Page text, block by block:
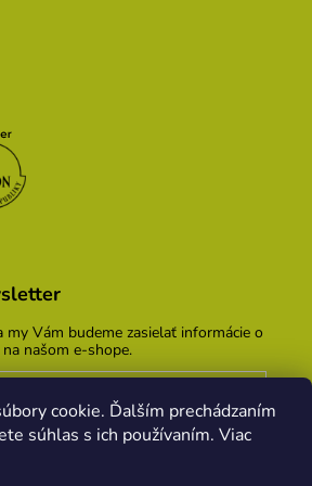
cookie. Ďalším prechádzaním
súhlas s ich používaním. Viac
Vám budeme zasielať informácie o
našom e-shope.
súhlasíte s podmienkami ochrany